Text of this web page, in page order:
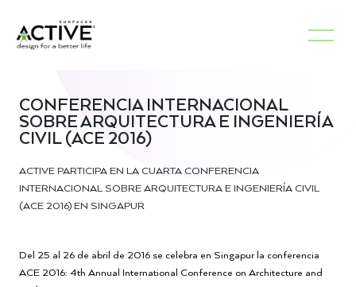
CONFERENCIA INTERNACIONAL
SOBRE ARQUITECTURA E INGENIERÍA
CIVIL (ACE 2016)
ACTIVE PARTICIPA EN LA CUARTA CONFERENCIA
INTERNACIONAL SOBRE ARQUITECTURA E INGENIERÍA CIVIL
(ACE 2016) EN SINGAPUR
Del 25 al 26 de abril de 2016 se celebra en Singapur la conferencia
ACE 2016: 4th Annual International Conference on Architecture and